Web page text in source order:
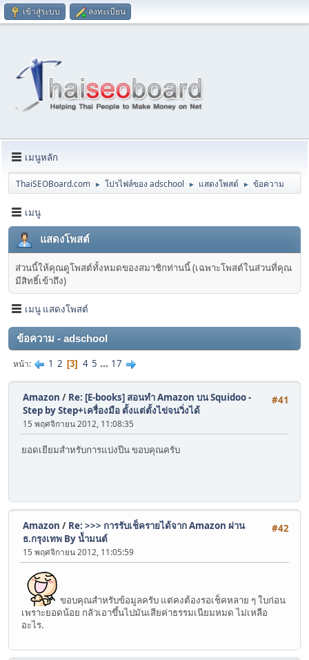
เข้าสู่ระบบ ลงทะเบียน
เมนูหลัก
ThaiSEOBoard.com ► โปรไฟล์ของ adschool ► แสดงโพสต์ ► ข้อความ
เมนู
แสดงโพสต์
ส่วนนี้ให้คุณดูโพสต์ทั้งหมดของสมาชิกท่านนี้ (เฉพาะโพสต์ในส่วนที่คุณ
มีสิทธิ์เข้าถึง)
เมนู แสดงโพสต์
ข้อความ - adschool
หน้า 1 2 3 4 5 ... 17
#41
Amazon / Re: [E-books] สอนทำ Amazon บน Squidoo -
Step by Step+เครื่องมือ ตั้งแต่ตั้งไข่จนวิ่งได้
15 พฤศจิกายน 2012, 11:08:35
ยอดเยียมสำหรับการแบ่งปีน ขอบคุณครับ
#42
Amazon / Re: >>> การรับเช็ครายได้จาก Amazon ผ่าน
ธ.กรุงเทพ By น้ำมนต์
15 พฤศจิกายน 2012, 11:05:59
ขอบคุณสำหรับข้อมูลครับ แต่คงต้องรอเช็คหลาย ๆ ใบก่อน
เพราะยอดน้อย กลัวเอาขึ้นไปมันเสียค่าธรรมเนียมหมด ไม่เหลือ
อะไร.